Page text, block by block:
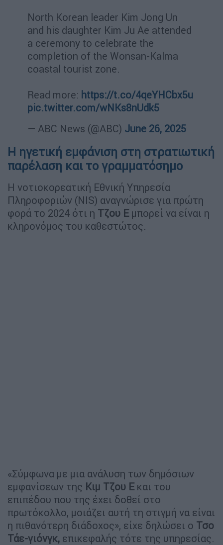
North Korean leader Kim Jong Un
and his daughter Kim Ju Ae attended
a ceremony to celebrate the
completion of the Wonsan-Kalma
coastal tourist zone.
Read more: https://t.co/4qeYHCbx5u
pic.twitter.com/wNKs8nUdk5
— ABC News (@ABC) June 26, 2025
Η ηγετική εμφάνιση στη στρατιωτική
παρέλαση και το γραμματόσημο
Η νοτιοκορεατική Εθνική Υπηρεσία
Πληροφοριών (NIS) αναγνώρισε για πρώτη
φορά το 2024 ότι η Τζου Ε μπορεί να είναι η
κληρονόμος του καθεστώτος.
«Σύμφωνα με μια ανάλυση των δημόσιων
εμφανίσεων της Κιμ Τζου Ε και του
επιπέδου που της έχει δοθεί στο
πρωτόκολλο, μοιάζει αυτή τη στιγμή να είναι
η πιθανότερη διάδοχος», είχε δηλώσει ο Τσο
Τάε-γιόνγκ, επικεφαλής τότε της υπηρεσίας.